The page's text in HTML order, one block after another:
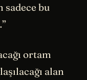
sadece bu
ortam
alan